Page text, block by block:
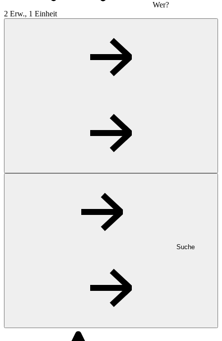
Wer?
2 Erw., 1 Einheit
Suche